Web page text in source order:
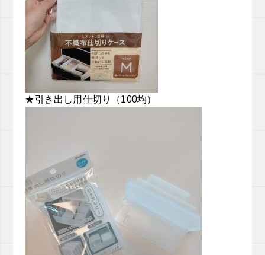
★引き出し用仕切り（100均）